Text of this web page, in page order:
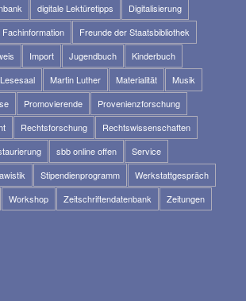
digitale Lektüretipps
Digitalisierung
Fachinformation
Freunde der Staatsbibliothek
Import Jugendbuch
Kinderbuch
Lesesaal Martin Luther Materialität
Musik
Promovierende
Provenienzforschung
Rechtsforschung
Rechtswissenschaften
sbb online offen
Service
Stipendienprogramm
Werkstattgespräch
Workshop Zeitschriftendatenbank
Zeitungen